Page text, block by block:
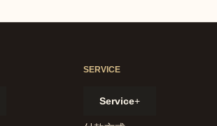
SERVICE
Service+